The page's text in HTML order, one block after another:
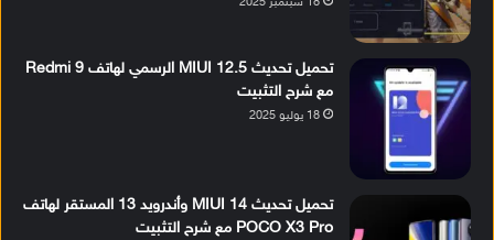
18 سبتمبر 2025
تحميل تحديث MIUI 12.5 الرسمي لهاتف Redmi 9
مع شرح التثبيت
18 يوليو 2025
تحميل تحديث MIUI 14 وأندرويد 13 المستقر لهاتف
POCO X3 Pro مع شرح التثبيت